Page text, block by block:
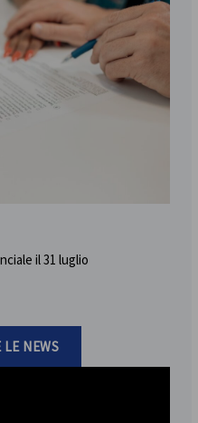
il 31 luglio
NEWS